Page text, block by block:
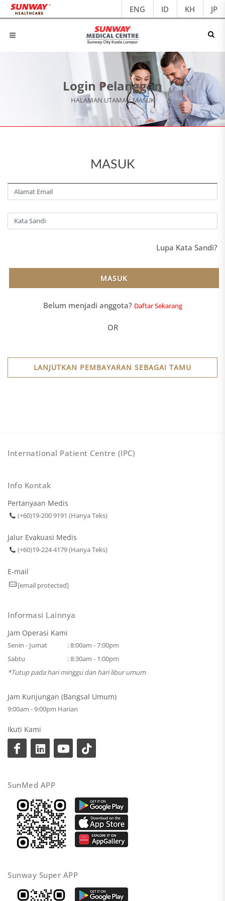
ENG ID KH JP
Login Pelanggan
HALAMAN UTAMA / MASUK
MASUK
Lupa Kata Sandi?
MASUK
Belum menjadi anggota? Daftar Sekarang
OR
LANJUTKAN PEMBAYARAN SEBAGAI TAMU
International Patient Centre (IPC)
Info Kontak
Pertanyaan Medis
(+60)19-200 9191 (Hanya Teks)
Jalur Evakuasi Medis
(+60)19-224 4179 (Hanya Teks)
E-mail
[email protected]
Informasi Lainnya
Jam Operasi Kami
Senin - Jumat
: 8:00am - 7:00pm
Sabtu
: 8:30am - 1:00pm
*Tutup pada hari minggu dan hari libur umum
Jam Kunjungan (Bangsal Umum)
9:00am - 9:00pm Harian
Ikuti Kami
SunMed APP
Sunway Super APP